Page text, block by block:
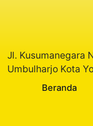
Jl. Kusumanegara
Umbulharjo Kota
Beranda